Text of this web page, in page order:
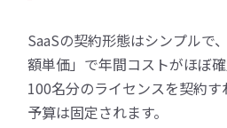
SaaSの契約形態はシンプルで
額単価」で年間コストがほぼ確
100名分のライセンスを契約
予算は固定されます。